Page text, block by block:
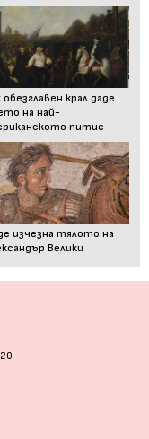
обезглавен крал даде
на най-
питие
изчезна тялото на
Велики